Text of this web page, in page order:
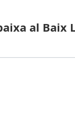
al Baix